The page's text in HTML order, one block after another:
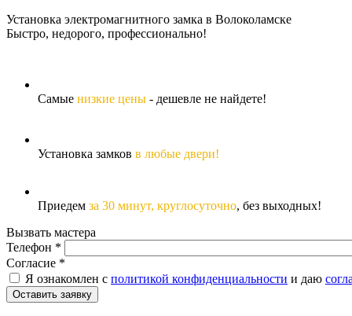
Установка электромагнитного замка в Волоколамске
Быстро, недорого, профессионально!
Самые низкие цены - дешевле не найдете!
Установка замков в любые двери!
Приедем за 30 минут, круглосуточно, без выходных!
Вызвать мастера
Телефон *
Согласие *
Я ознакомлен с политикой конфиденциальности и даю